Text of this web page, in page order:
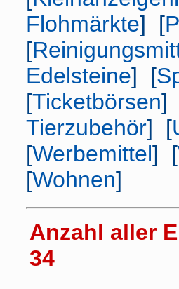
Flohmärkte] [
[
Edelsteine] [
[Ticketbörsen]
Tierzubehör] [
[Werbemittel] [
[Wohnen]
Anzahl aller
34